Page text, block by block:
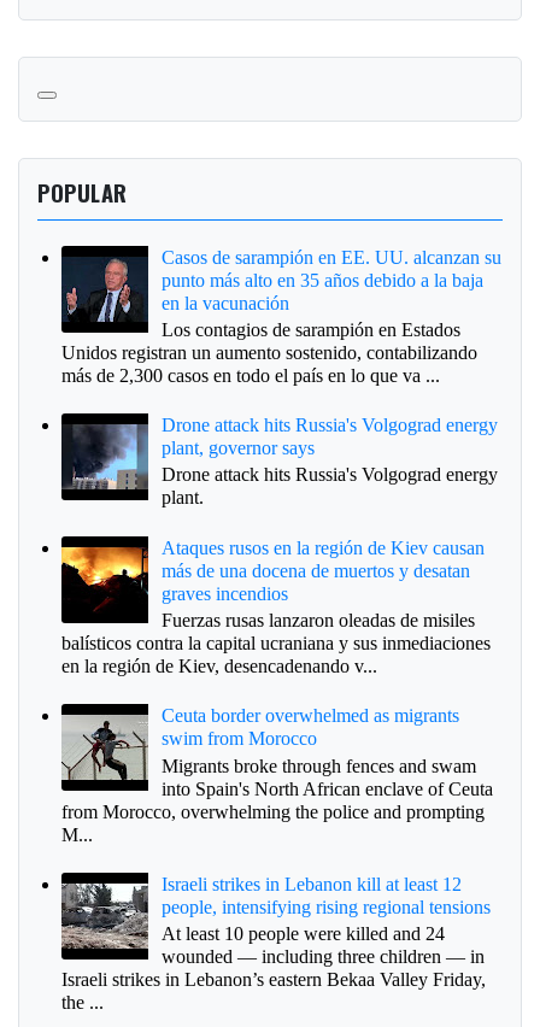
POPULAR
Casos de sarampión en EE. UU. alcanzan su
punto más alto en 35 años debido a la baja
en la vacunación
Los contagios de sarampión en Estados
Unidos registran un aumento sostenido, contabilizando
más de 2,300 casos en todo el país en lo que va ...
Drone attack hits Russia's Volgograd energy
plant, governor says
Drone attack hits Russia's Volgograd energy
plant.
Ataques rusos en la región de Kiev causan
más de una docena de muertos y desatan
graves incendios
Fuerzas rusas lanzaron oleadas de misiles
balísticos contra la capital ucraniana y sus inmediaciones
en la región de Kiev, desencadenando v...
Ceuta border overwhelmed as migrants
swim from Morocco
Migrants broke through fences and swam
into Spain's North African enclave of Ceuta
from Morocco, overwhelming the police and prompting
M...
Israeli strikes in Lebanon kill at least 12
people, intensifying rising regional tensions
At least 10 people were killed and 24
wounded — including three children — in
Israeli strikes in Lebanon’s eastern Bekaa Valley Friday,
the ...